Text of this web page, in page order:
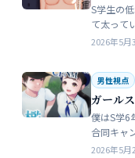
S学生の
て太って
込み思案
2026年5月
男性視点
ガール
僕はS学6
合同キャ
強制的な
2026年5月